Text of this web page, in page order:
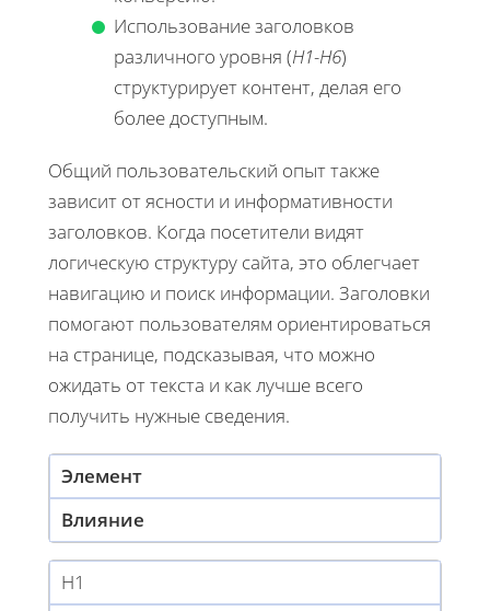
Использование заголовков
различного уровня (H1-H6)
структурирует контент, делая его
более доступным.
Общий пользовательский опыт также
зависит от ясности и информативности
заголовков. Когда посетители видят
логическую структуру сайта, это облегчает
навигацию и поиск информации. Заголовки
помогают пользователям ориентироваться
на странице, подсказывая, что можно
ожидать от текста и как лучше всего
получить нужные сведения.
Элемент
Влияние
H1